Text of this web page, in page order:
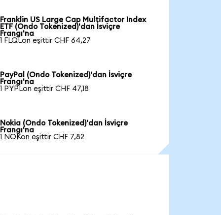
Franklin US Large Cap Multifactor Index
ETF (Ondo Tokenized)'dan İsviçre
Frangı'na
1 FLQLon eşittir CHF 64,27
PayPal (Ondo Tokenized)'dan İsviçre
Frangı'na
1 PYPLon eşittir CHF 47,18
Nokia (Ondo Tokenized)'dan İsviçre
Frangı'na
1 NOKon eşittir CHF 7,82